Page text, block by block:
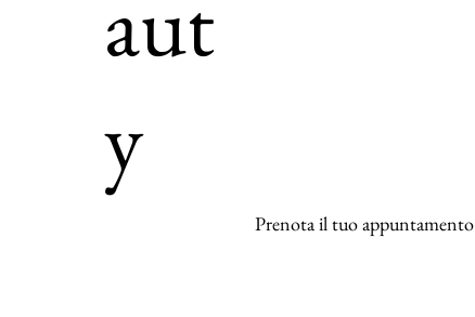
aut
y
Prenota il tuo appuntamento